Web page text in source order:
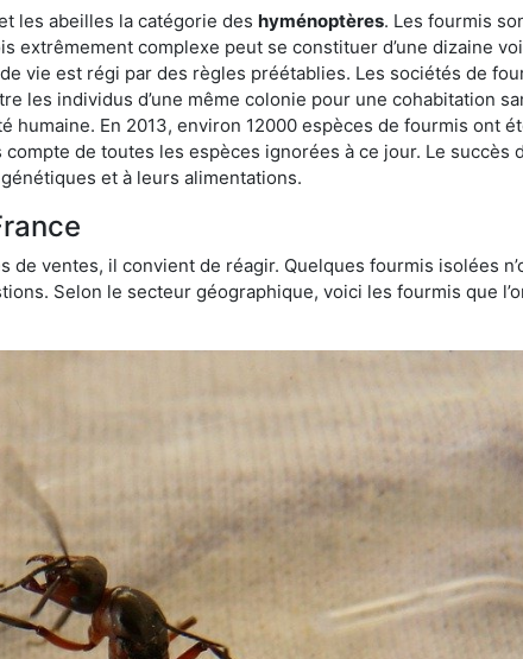
les abeilles la catégorie des hyménoptères. Les fourmis
complexe peut se constituer d’une dizaine
vie est régi par des règles préétablies. Les sociétés de
les individus d’une même colonie pour une cohabitation
humaine. En 2013, environ 12000 espèces de fourmis ont
de toutes les espèces ignorées à ce jour. Le succès
et à leurs alimentations.
ventes, il convient de réagir. Quelques fourmis isolées
Selon le secteur géographique, voici les fourmis que